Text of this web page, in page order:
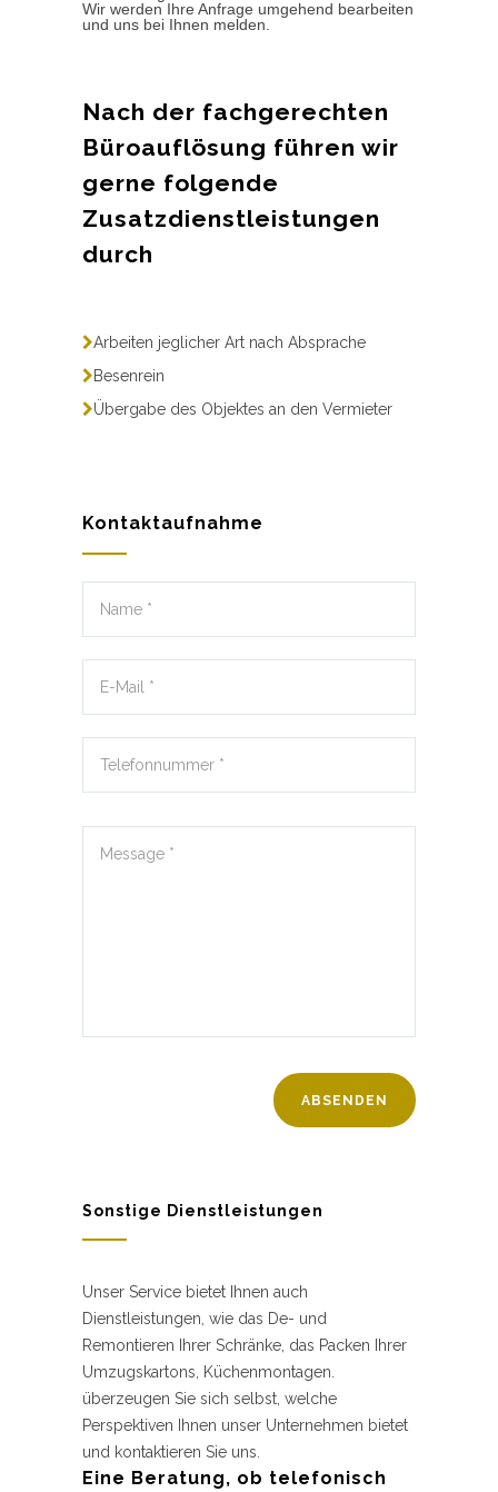
Wir werden Ihre Anfrage umgehend bearbeiten
und uns bei Ihnen melden.
Nach der fachgerechten
Büroauflösung führen wir
gerne folgende
Zusatzdienstleistungen
durch
Arbeiten jeglicher Art nach Absprache
Besenrein
Übergabe des Objektes an den Vermieter
Kontaktaufnahme
Sonstige Dienstleistungen
Unser Service bietet Ihnen auch
Dienstleistungen, wie das De- und
Remontieren Ihrer Schränke, das Packen Ihrer
Umzugskartons, Küchenmontagen.
überzeugen Sie sich selbst, welche
Perspektiven Ihnen unser Unternehmen bietet
und kontaktieren Sie uns.
Eine Beratung, ob telefonisch